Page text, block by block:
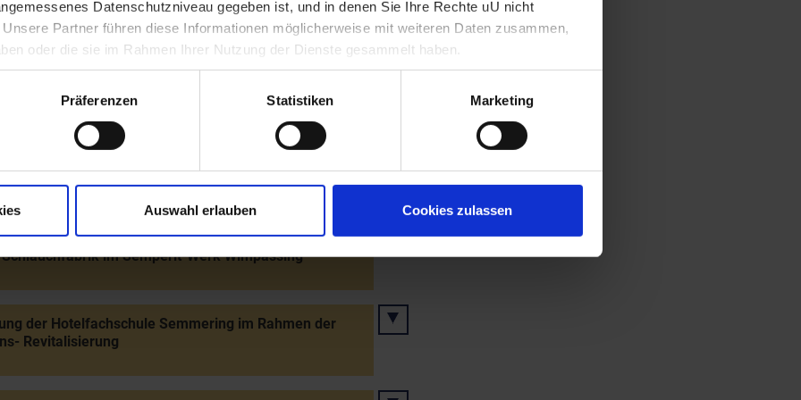
Datenschutzniveau gegeben ist, und in denen Sie Ihre Rechte uU nicht
Partner führen diese Informationen möglicherweise mit weiteren Daten zusammen,
oder die sie im Rahmen Ihrer Nutzung der Dienste gesammelt haben.
Präferenzen Statistiken Marketing
Auswahl erlauben Cookies zulassen
des Madermuseums in Horn
der ersten Luftgütemessstelle in NÖ
eines neuen Rohrbetriebs und Grundsteinlegung der
im Semperit-Werk Wimpassing
der Hotelfachschule Semmering im Rahmen der
Revitalisierung